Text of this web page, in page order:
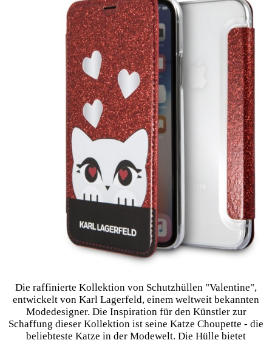
Die raffinierte Kollektion von Schutzhüllen "Valentine",
entwickelt von Karl Lagerfeld, einem weltweit bekannten
Modedesigner. Die Inspiration für den Künstler zur
Schaffung dieser Kollektion ist seine Katze Choupette - die
beliebteste Katze in der Modewelt. Die Hülle bietet